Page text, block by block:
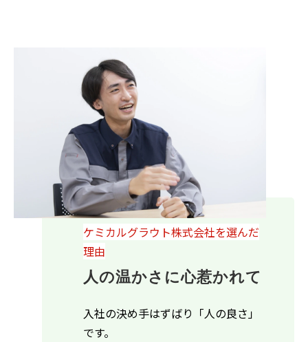
ケミカルグラウト株式会社を選んだ
理由
人の温かさに心惹かれて
入社の決め手はずばり「人の良さ」
です。